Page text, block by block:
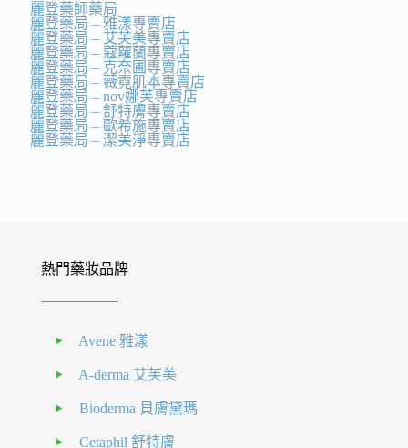
麗登藥師藥局
麗登藥局 – 雅漾專賣店
麗登藥局 – 艾芙美專賣店
麗登藥局 – 蔻蘿蘭專賣店
麗登藥局 – 克奈圃專賣店
麗登藥局 – 薇霓肌本專賣店
麗登藥局 – nov娜芙專賣店
麗登藥局 – 舒特膚專賣店
麗登藥局 – 歐希施專賣店
麗登藥局 – 潔美淨專賣店
熱門藥妝品牌
Avene 雅漾
A-derma 艾芙美
Bioderma 貝膚黛瑪
Cetaphil 舒特膚